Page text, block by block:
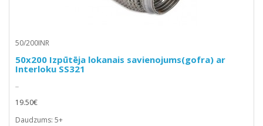
50/200INR
50x200 Izpūtēja lokanais savienojums(gofra) ar
Interloku SS321
..
19.50€
Daudzums: 5+